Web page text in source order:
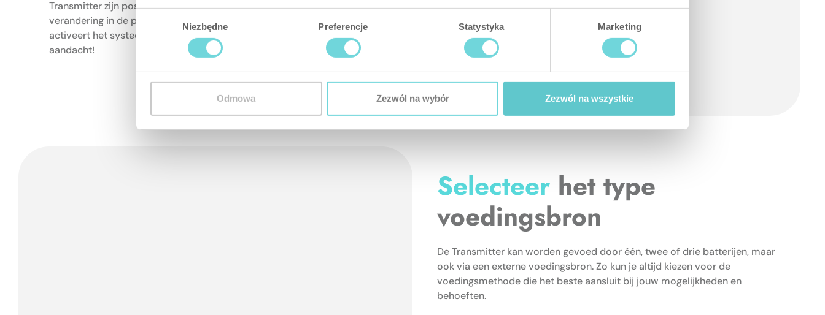
Niezbędne Preferencje Statystyka Marketing
Odmowa Zezwól na wybór Zezwól na wszystkie
Transmitter zijn positie op het moment van inschakelen. Zodra een
verandering in de positie wordt gedetecteerd, bijvoorbeeld een kanteling,
activeert het systeem een sabotagealarm. Niets ontsnapt aan zijn
aandacht!
Selecteer het type
voedingsbron
De Transmitter kan worden gevoed door één, twee of drie batterijen, maar
ook via een externe voedingsbron. Zo kun je altijd kiezen voor de
voedingsmethode die het beste aansluit bij jouw mogelijkheden en
behoeften.